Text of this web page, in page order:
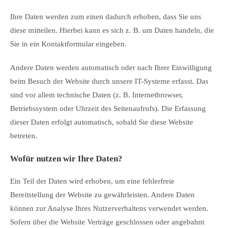
Ihre Daten werden zum einen dadurch erhoben, dass Sie uns
diese mitteilen. Hierbei kann es sich z. B. um Daten handeln, die
Sie in ein Kontaktformular eingeben.
Andere Daten werden automatisch oder nach Ihrer Einwilligung
beim Besuch der Website durch unsere IT-Systeme erfasst. Das
sind vor allem technische Daten (z. B. Internetbrowser,
Betriebssystem oder Uhrzeit des Seitenaufrufs). Die Erfassung
dieser Daten erfolgt automatisch, sobald Sie diese Website
betreten.
Wofür nutzen wir Ihre Daten?
Ein Teil der Daten wird erhoben, um eine fehlerfreie
Bereitstellung der Website zu gewährleisten. Andere Daten
können zur Analyse Ihres Nutzerverhaltens verwendet werden.
Sofern über die Website Verträge geschlossen oder angebahnt